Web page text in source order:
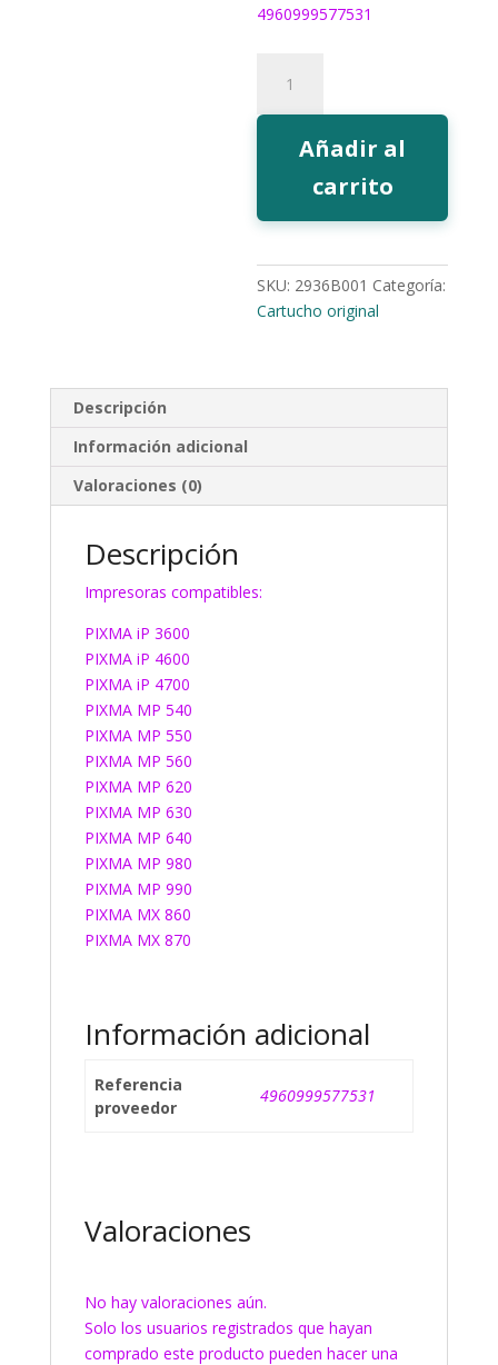
4960999577531
Canon
CLI521
amarilloAñadir al
carrito
SKU: 2936B001 Categoría:
Cartucho original
Descripción
Información adicional
Valoraciones (0)
Descripción
Impresoras compatibles:
PIXMA iP 3600
PIXMA iP 4600
PIXMA iP 4700
PIXMA MP 540
PIXMA MP 550
PIXMA MP 560
PIXMA MP 620
PIXMA MP 630
PIXMA MP 640
PIXMA MP 980
PIXMA MP 990
PIXMA MX 860
PIXMA MX 870
Información adicional
Referencia
proveedor
4960999577531
Valoraciones
No hay valoraciones aún.
Solo los usuarios registrados que hayan
comprado este producto pueden hacer una